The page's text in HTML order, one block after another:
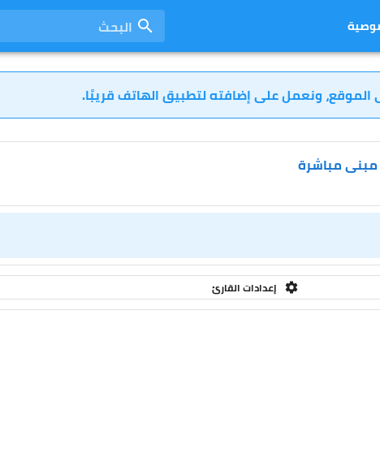
البحث
الموقع، ونعمل على إضافته لتطبيق الهاتف قريبًا.
مبنى مباشرة
إعدادات القارئ